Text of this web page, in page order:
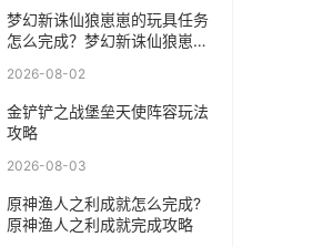
梦幻新诛仙狼崽崽的玩具任务
怎么完成？梦幻新诛仙狼崽崽
2026-08-02
金铲铲之战堡垒天使阵容玩法
攻略
2026-08-03
原神渔人之利成就怎么完成?
原神渔人之利成就完成攻略